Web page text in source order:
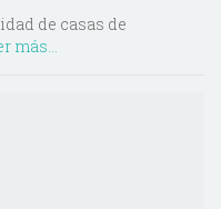
de casas de
más...